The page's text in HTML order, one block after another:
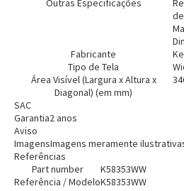
Outras Especificações
Fabricante
Tipo de Tela
Área Visível (Largura x Altura x
Diagonal) (em mm)
SAC
Garantia2 anos
Aviso
ImagensImagens meramente
Referências
Part number
K58353WW
Referência / ModeloK58353WW